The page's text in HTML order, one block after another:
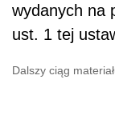
wydanych na
ust. 1 tej
Dalszy ciąg